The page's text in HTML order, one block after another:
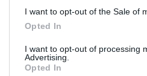
I want to opt-out of the Sale of
Opted In
I want to opt-out of processing
Advertising.
Opted In